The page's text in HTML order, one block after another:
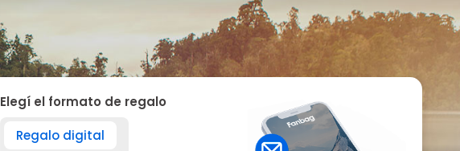
Elegí el formato de regalo
Regalo digital